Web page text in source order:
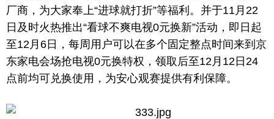
厂商，为大家奉上“进球就打折”等福利。并于11月22
日及时火热推出“看球不爽电视0元换新”活动，即日起
至12月6日，每周用户可以在多个固定整点时间来到京
东家电会场抢电视0元换特权，领取后至12月12日24
点前均可兑换使用，为安心观赛提供有利保障。